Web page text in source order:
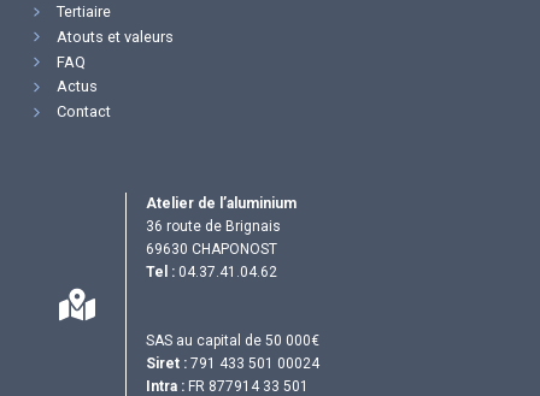
Tertiaire
Atouts et valeurs
FAQ
Actus
Contact
Atelier de l’aluminium
36 route de Brignais
69630 CHAPONOST
Tel : 04.37.41.04.62
SAS au capital de 50 000€
Siret : 791 433 501 00024
Intra : FR 877914 33 501